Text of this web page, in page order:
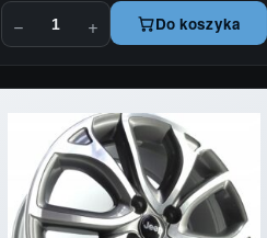
− + Do koszyka